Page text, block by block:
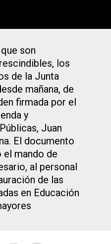
son
los
de la Junta
mañana, de
firmada por el
y
Juan
El documento
el mando de
al personal
de las
en Educación